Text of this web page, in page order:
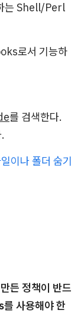
는 Shell/Perl
로서 기능하
를 검색한다.
이나 폴더 숨기
만든 정책이 반드
사용해야 한